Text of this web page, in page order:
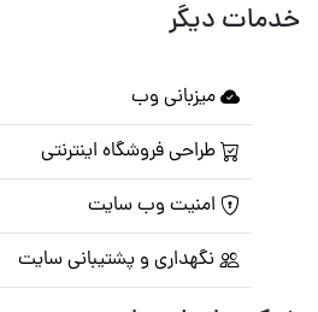
خدمات دیگر
میزبانی وب
طراحی فروشگاه اینترنتی
امنیت وب سایت
نگهداری و پشتیبانی سایت